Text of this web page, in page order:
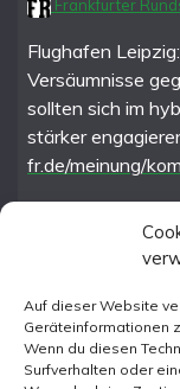
Auf dieser Website
Geräteinformationen
Wenn du diesen
Surfverhalten oder
Frankfurter
Flughafen
Versäumnisse
sollten sich im
stärker
fr.de/meinung/
Instagram